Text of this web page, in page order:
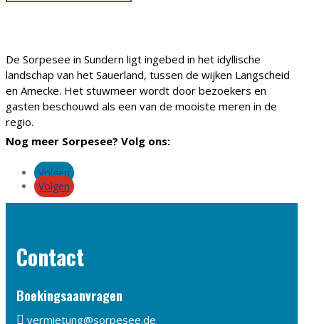
De Sorpesee in Sundern ligt ingebed in het idyllische
landschap van het Sauerland, tussen de wijken Langscheid
en Amecke. Het stuwmeer wordt door bezoekers en
gasten beschouwd als een van de mooiste meren in de
regio.
Nog meer Sorpesee? Volg ons:
Volgen
Volgen
Contact
Boekingsaanvragen
 vermietung@sorpesee.de